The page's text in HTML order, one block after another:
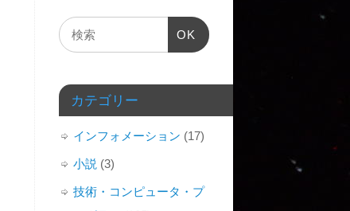
OK
カテゴリー
インフォメーション (17)
小説 (3)
技術・コンピュータ・プ